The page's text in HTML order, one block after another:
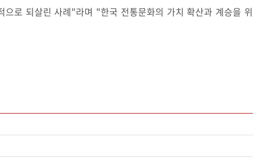
로 되살린 사례"라며 "한국 전통문화의 가치 확산과 계승을 위